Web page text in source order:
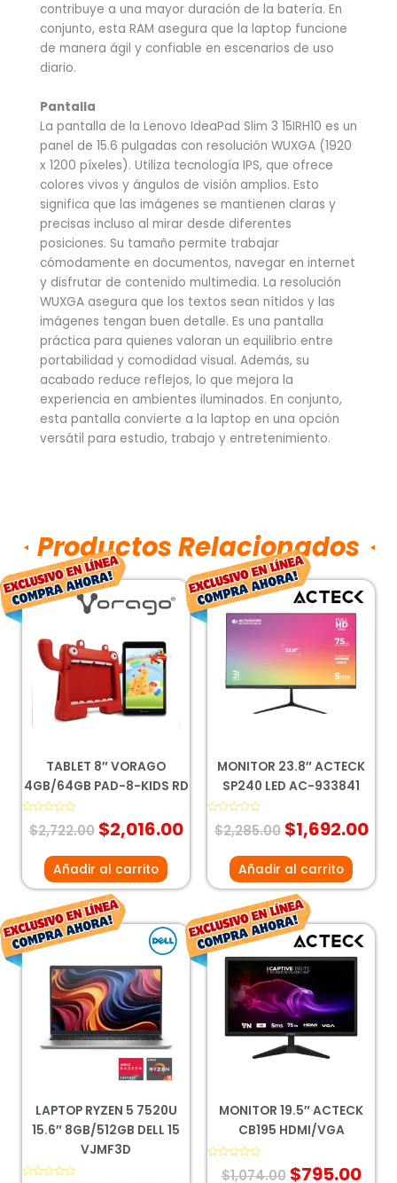
contribuye a una mayor duración de la batería. En
conjunto, esta RAM asegura que la laptop funcione
de manera ágil y confiable en escenarios de uso
diario.
Pantalla
La pantalla de la Lenovo IdeaPad Slim 3 15IRH10 es un
panel de 15.6 pulgadas con resolución WUXGA (1920
x 1200 píxeles). Utiliza tecnología IPS, que ofrece
colores vivos y ángulos de visión amplios. Esto
significa que las imágenes se mantienen claras y
precisas incluso al mirar desde diferentes
posiciones. Su tamaño permite trabajar
cómodamente en documentos, navegar en internet
y disfrutar de contenido multimedia. La resolución
WUXGA asegura que los textos sean nítidos y las
imágenes tengan buen detalle. Es una pantalla
práctica para quienes valoran un equilibrio entre
portabilidad y comodidad visual. Además, su
acabado reduce reflejos, lo que mejora la
experiencia en ambientes iluminados. En conjunto,
esta pantalla convierte a la laptop en una opción
versátil para estudio, trabajo y entretenimiento.
Productos Relacionados
TABLET 8″ VORAGO
4GB/64GB PAD-8-KIDS RD
Valorado
con
$2,722.00
El
precio
original
era:
$2,722.00.
$2,016.00
El
precio
actual
$2,016.00.
Añadir al carrito
MONITOR 23.8″ ACTECK
SP240 LED AC-933841
Valorado
con
$2,285.00
El
precio
original
era:
$2,285.00.
$1,692.00
El
Añadir al carrito
LAPTOP RYZEN 5 7520U
15.6″ 8GB/512GB DELL 15
VJMF3D
El
precio
original
era:
$12,611.00.
El
precio
actual
$9,341.00.
MONITOR 19.5″ ACTECK
CB195 HDMI/VGA
Valorado
con$1,074.00
El
precio
original
era:
$1,074.00.
$795.00
El